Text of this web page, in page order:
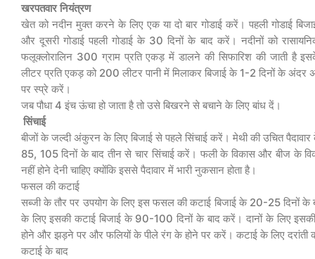
खरपतवार नियंत्रण
खेत को नदीन मुक्त करने के लिए एक या दो बार गोडाई करें। पहली गोडाई
और दूसरी गोडाई पहली गोडाई के 30 दिनों के बाद करें। नदीनों को
फलूक्लोरालिन 300 ग्राम प्रति एकड़ में डालने की सिफारिश की जाती है
लीटर प्रति एकड़ को 200 लीटर पानी में मिलाकर बिजाई के 1-2 दिनों के अंदर
पर स्प्रे करें।
जब पौधा 4 इंच ऊंचा हो जाता है तो उसे बिखरने से बचाने के लिए बांध दें।
सिंचाई
बीजों के जल्दी अंकुरन के लिए बिजाई से पहले सिंचाई करें। मेथी की उचित
85, 105 दिनों के बाद तीन से चार सिंचाई करें। फली के विकास और बीज के
नहीं होने देनी चाहिए क्योंकि इससे पैदावार में भारी नुकसान होता है।
फसल की कटाई
सब्जी के तौर पर उपयोग के लिए इस फसल की कटाई बिजाई के 20-25 दिनों के
के लिए इसकी कटाई बिजाई के 90-100 दिनों के बाद करें। दानों के लिए
होने और झड़ने पर और फलियों के पीले रंग के होने पर करें। कटाई के लिए दरांती
कटाई के बाद